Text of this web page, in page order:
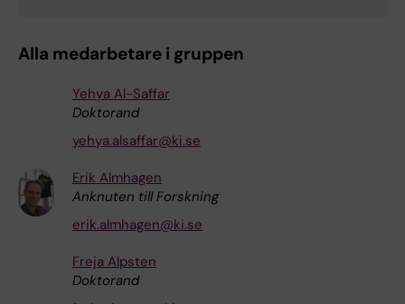
Alla medarbetare i gruppen
Yehya Al-Saffar
Doktorand
yehya.alsaffar@ki.se
Erik Almhagen
Anknuten till Forskning
erik.almhagen@ki.se
Freja Alpsten
Doktorand